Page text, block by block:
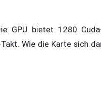
GPU bietet 1280
Wie die Karte sich